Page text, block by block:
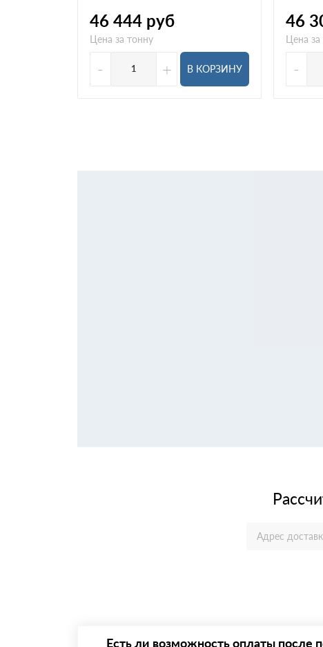
46 444 руб
Цена за тонну
- + В КОРЗИНУ
46
Цена за
-
Есть ли возможность оплаты после